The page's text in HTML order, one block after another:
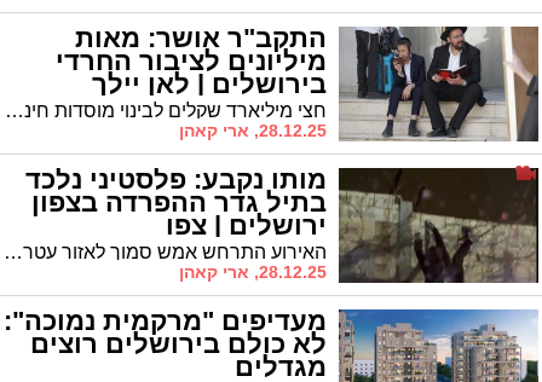
התקב"ר אושר: מאות
מיליונים לציבור החרדי
בירושלים | לאן יילך
הכסף? חצי מיליארד שקלים לבינוי מוסדות חינוך חרדיים • כ־378 מיליון שקלים למקוואות ובתי כנסת ושורת השקעות בשכונות החרדיות
28.12.25, ארי קאהן
מותו נקבע: פלסטיני נלכד
בתיל גדר ההפרדה בצפון
ירושלים | צפו
האירוע התרחש אמש סמוך לאזור עטרות • בעקבות תיעודים נוספים של חדירת שב"חים חודד נוהל פתיחה באש נגדם
28.12.25, ארי קאהן
מעדיפים "מרקמית נמוכה":
לא כולם בירושלים רוצים
מגדלים